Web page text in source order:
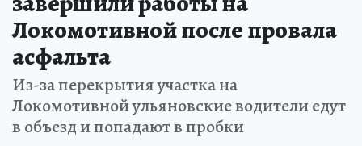
Локомотивной после провала
асфальта
Из-за перекрытия участка на
Локомотивной ульяновские водители едут
в объезд и попадают в пробки